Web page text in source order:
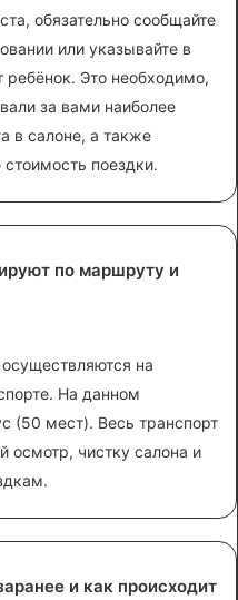
обязательно сообщайте
или указывайте в
ребёнок. Это необходимо,
за вами наиболее
в салоне, а также
поездки.
по маршруту и
на
На данном
(50 мест). Весь транспорт
осмотр, чистку салона и
и как происходит